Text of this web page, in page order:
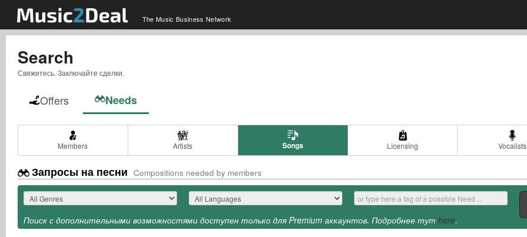
The Music Business Network
Search
Свяжитесь. Заключайте сделки.
Offers Needs
Members Artists Songs Licensing Vocalists
Запросы на песни Compositions needed by members
Поиск с дополнительными возможностями доступен только для Premium аккаунтов. Подробнее тут here.